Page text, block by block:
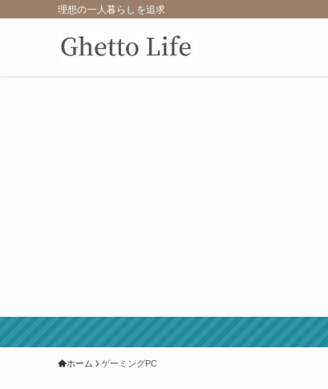
理想の一人暮らしを追求
ホーム ゲーミングPC